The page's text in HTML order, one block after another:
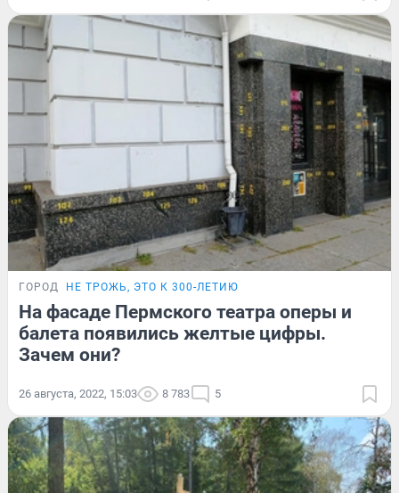
ГОРОД НЕ ТРОЖЬ, ЭТО К 300-ЛЕТИЮ
На фасаде Пермского театра оперы и
балета появились желтые цифры.
Зачем они?
26 августа, 2022, 15:03 8 783 5